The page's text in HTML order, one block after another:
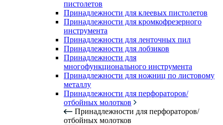
пистолетов
Принадлежности для клеевых пистолетов
Принадлежности для кромкофрезерного
инструмента
Принадлежности для ленточных пил
Принадлежности для лобзиков
Принадлежности для
многофункционального инструмента
Принадлежности для ножниц по листовому
металлу
Принадлежности для перфораторов/
отбойных молотков
Принадлежности для перфораторов/
отбойных молотков